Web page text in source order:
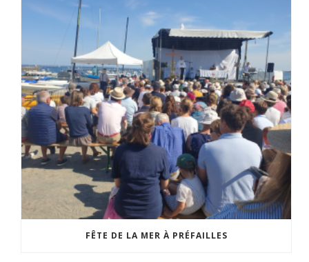
FÊTE DE LA MER À PRÉFAILLES